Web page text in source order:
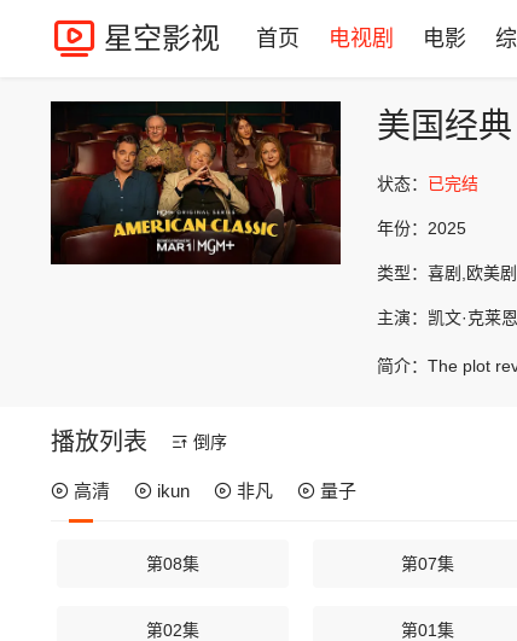
星空影视 首页 电视剧 电影
美国经典
状态： 已完结
年份： 2025
类型： 喜剧,欧美剧
主演： 凯文·克莱
简介： The plot
播放列表 倒序
高清 ikun 非凡 量子
第08集 第07集
第02集 第01集